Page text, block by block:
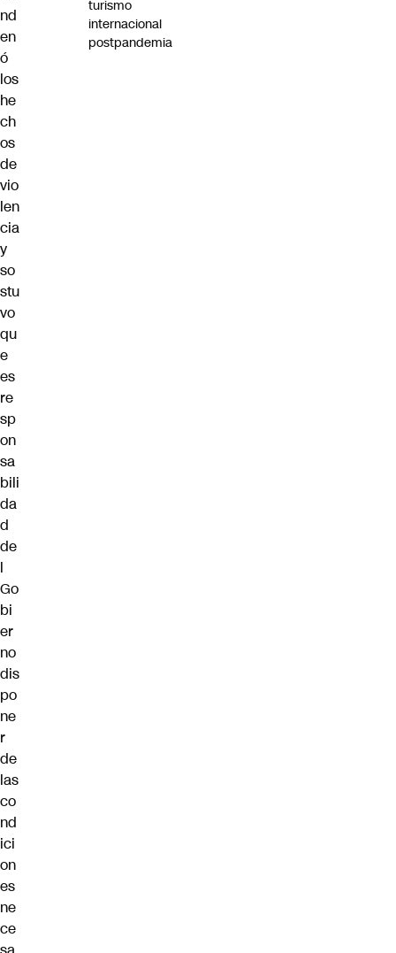
nd
en
ó
los
he
ch
os
de
vio
len
cia
y
so
stu
vo
qu
e
es
re
sp
on
sa
bili
da
d
de
l
Go
bi
er
no
dis
po
ne
r
de
las
co
nd
ici
on
es
ne
ce
turismo
internacional
postpandemia